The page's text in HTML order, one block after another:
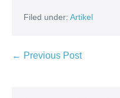
Filed under: Artikel
← Previous Post